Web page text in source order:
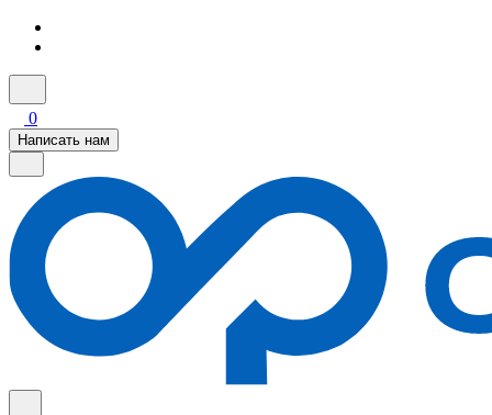
0
Написать нам